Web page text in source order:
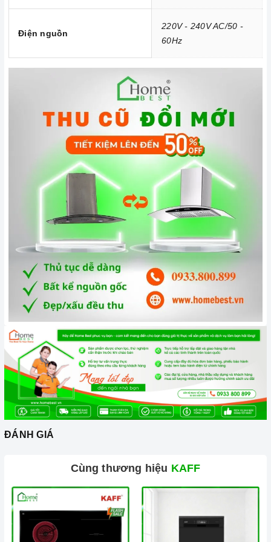
IS380CRB | Homebest
Công suất hút khỏe, motor 1 x 170W
hoạt động dựa trên nguyên tắc của quạt thông
gió kết hợp với các màng lọc.
thường bao gồm các bộ
phận cơ bản như: lớp toa inox bên ngoài, hệ thống dẫn khí,
lưới lọc, quạt hút, đèn chiếu sáng, bảng điều khiển tốc độ
Hệ thống đèn chiếu sáng của máy gồm Led Bar 3 x 2W có
tác dụng chiếu sáng và làm cho công việc nấu ăn thêm thuận
Chức năng an toàn
Máy sử dụng phương pháp hút mùi trực tiếp tức mùi được
đẩy ra ngoài theo đường ống thoát
D150
năng khử mùi bằng than hoạt tính sẽ giúp cho không khí
trong phòng bếp luôn sạch sẽ. Cách thức này sẽ giúp máy có
hiệu quả tới 100% và mùi sẽ được đẩy hoàn toàn ra ngoài
trời.
Độ ồn tối đa của máy ở mức thấp rất êm không ảnh hưởng
đến sinh hoạt gia đình bạn. Tổng điện năng tiêu thu điện của
máy khiến bạn phải ngạc nhiên vì 6 đến 7 tiếng đồng hồ hoạt
động của máy mới hết có 1 số điện của bạn.
2. Một số lưu ý khi sử dụng sản phẩm
Đối với những chiếc máy hút mùi sử dụng than hoạt tính, bạn
Luôn lau chùi máy bằng giẻ mềm, có chất tẩy rửa.
Không sử dụng máy khi nguồn điện chập chờn.
Để tránh gây hại đến động cơ bên trong máy bạn không nên
để nước hoặc vật cứng lọt vào trong máy.
Điện nguồn
220V - 240V AC/50 -
60Hz
ĐÁNH GIÁ
Cùng thương hiệu KAFF